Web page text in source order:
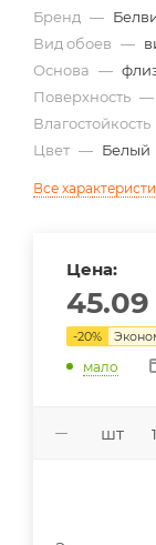
Бренд —
Вид обоев —
Основа —
Поверхность —
Влагостойкость
Цвет — Белый
Все
Цена:
45.09
-20%
мало
шт